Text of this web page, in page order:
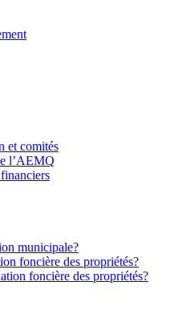
et comités
l’AEMQ
municipale?
foncière des propriétés?
foncière des propriétés?